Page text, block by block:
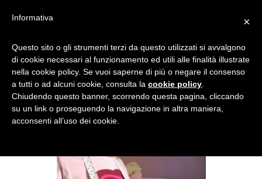
BARATTOLI-TAMBURELLO-
E1460988993521
×
Informativa
Questo sito o gli strumenti terzi da questo utilizzati si avvalgono
di cookie necessari al funzionamento ed utili alle finalità illustrate
nella cookie policy. Se vuoi saperne di più o negare il consenso
a tutti o ad alcuni cookie, consulta la cookie policy
Chiudendo questo banner, scorrendo questa pagina, cliccando
su un link o proseguendo la navigazione in altra maniera,
acconsenti all’uso dei cookie.